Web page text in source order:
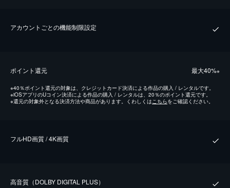
アカウントごとの機能制限設定
ポイント還元 最⼤40%※
※40％ポイント還元の対象は、クレジットカード決済による作品の購入 / レンタルです。
※iOSアプリのUコイン決済による作品の購入 / レンタルは、20％のポイント還元です。
※還元の対象外となる決済方法や商品があります。くわしくはこちらをご確認ください。
フルHD画質 / 4K画質
⾼⾳質（DOLBY DIGITAL PLUS）